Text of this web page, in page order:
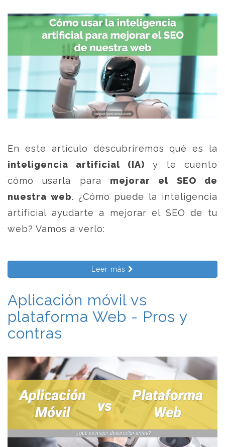
En este artículo descubriremos qué es la
inteligencia artificial (IA) y te cuento
cómo usarla para mejorar el SEO de
nuestra web. ¿Cómo puede la inteligencia
artificial ayudarte a mejorar el SEO de tu
web? Vamos a verlo:
Leer más
Aplicación móvil vs
plataforma Web - Pros y
contras